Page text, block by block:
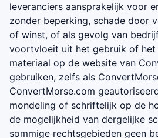
leveranciers aansprakelijk voor
zonder beperking, schade door
of winst, of als gevolg van
voortvloeit uit het gebruik of het
materiaal op de website van
gebruiken, zelfs als
ConvertMorse.com
mondeling of schriftelijk op de
de mogelijkheid van dergelijke
sommige rechtsgebieden geen